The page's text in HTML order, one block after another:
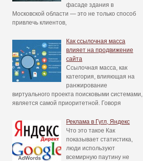
фасаде здания в
Московской области — это не только способ
привлечь клиентов,
Как ссылочная масса
влияет на продвижение
сайта
Ссылочная масса, как
категория, влияющая на
ранжирование
виртуального проекта поисковыми системами,
является самой приоритетной. Говоря
Реклама в Гугл, Яндекс
Что это такое Как
показывает статистика,
люди используют
всемирную паутину не